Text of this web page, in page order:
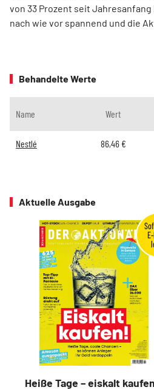
von 33 Prozent seit
nach wie vor spannend und die
Behandelte Werte
Name Wert
Nestlé 86,46€
Aktuelle Ausgabe
Heiße Tage – eiskalt